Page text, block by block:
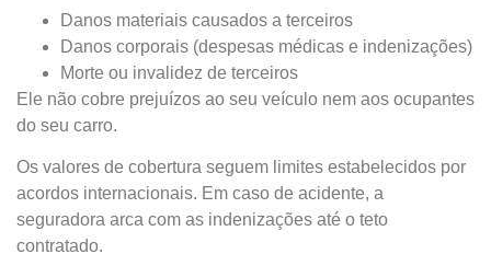
Danos materiais causados a terceiros
Danos corporais (despesas médicas e indenizações)
Morte ou invalidez de terceiros
Ele não cobre prejuízos ao seu veículo nem aos ocupantes
do seu carro.
Os valores de cobertura seguem limites estabelecidos por
acordos internacionais. Em caso de acidente, a
seguradora arca com as indenizações até o teto
contratado.